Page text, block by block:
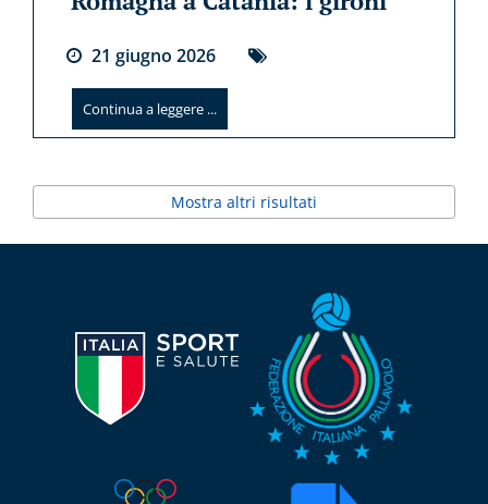
21 giugno 2026
Continua a leggere ...
Mostra altri risultati